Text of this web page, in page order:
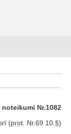
Nr.1082
(prot. Nr.69 10.§)